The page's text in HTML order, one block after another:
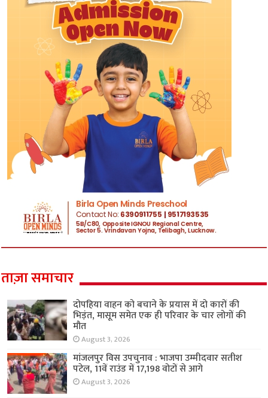
ताज़ा समाचार
दोपहिया वाहन को बचाने के प्रयास में दो कारों की
भिड़ंत, मासूम समेत एक ही परिवार के चार लोगों की
मौत
August 3, 2026
मांजलपुर विस उपचुनाव : भाजपा उम्मीदवार सतीश
पटेल, 11वें राउंड में 17,198 वोटों से आगे
August 3, 2026